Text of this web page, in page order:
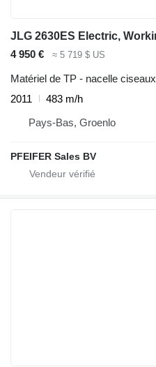
4 950 € ≈ 5 719 $ US
Matériel de TP - nacelle ciseaux
2011
483 m/h
Pays-Bas, Groenlo
PFEIFER Sales BV